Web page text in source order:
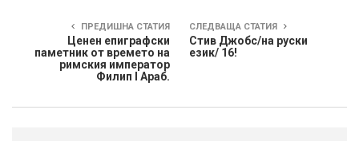
ПРЕДИШНА СТАТИЯ
Ценен епиграфски
паметник от времето на
римския император
Филип I Араб.
СЛЕДВАЩА СТАТИЯ
Стив Джобс/на руски
език/ 16!